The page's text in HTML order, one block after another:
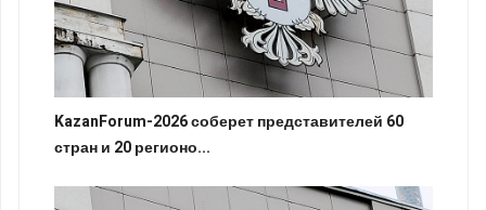
KazanForum-2026 соберет представителей 60
стран и 20 регионо...